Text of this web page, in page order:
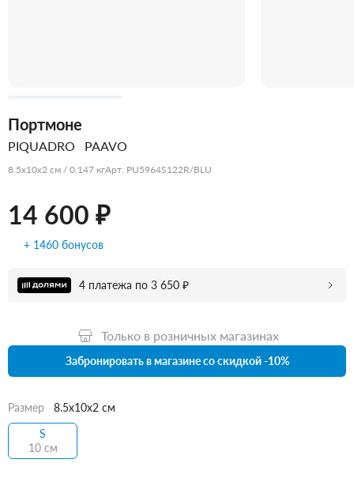
Портмоне
PIQUADRO PAAVO
8.5x10x2 см / 0.147 кгАрт. PU5964S122R/BLU
14 600 ₽
+ 1460 бонусов
4 платежа по 3 650 ₽
Только в розничных магазинах
Забронировать в магазине со скидкой -10%
Размер
8.5x10x2 см
S
10 см